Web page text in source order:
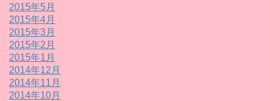
2015年5月
2015年4月
2015年3月
2015年2月
2015年1月
2014年12月
2014年11月
2014年10月